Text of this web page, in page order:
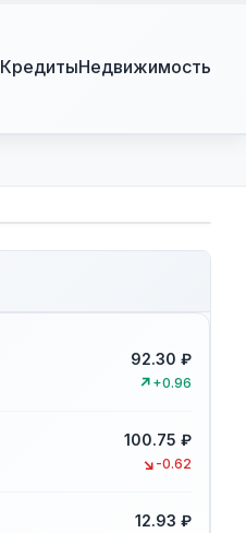
КредитыНедвижимость
92.30 ₽
↗ +0.96
100.75 ₽
↘ -0.62
12.93 ₽